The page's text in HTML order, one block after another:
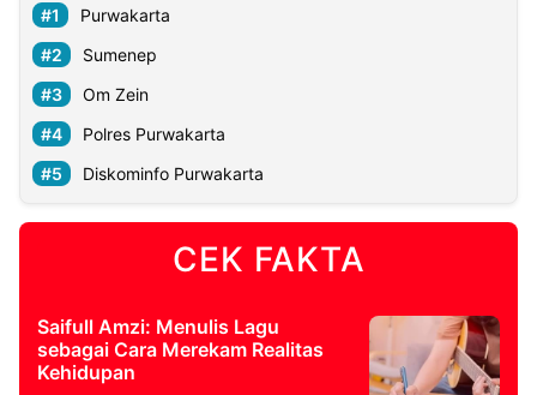
Purwakarta
Sumenep
Om Zein
Polres Purwakarta
Diskominfo Purwakarta
CEK FAKTA
Saifull Amzi: Menulis Lagu
sebagai Cara Merekam Realitas
Kehidupan